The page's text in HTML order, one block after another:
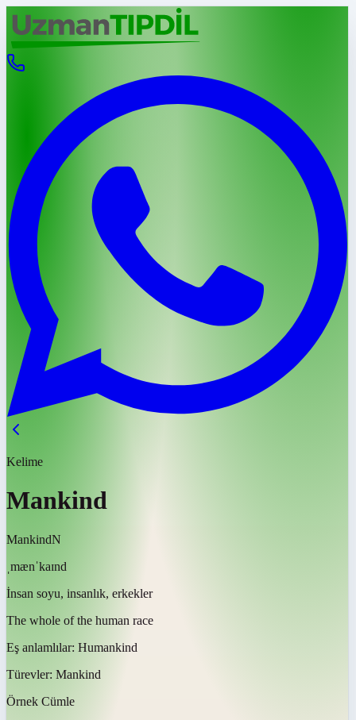
Kelime
Mankind
MankindN
ˌmænˈkaɪnd
İnsan soyu, insanlık, erkekler
The whole of the human race
Eş anlamlılar: Humankind
Türevler: Mankind
Örnek Cümle